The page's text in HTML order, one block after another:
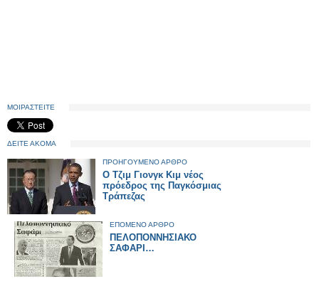
ΜΟΙΡΑΣΤΕΙΤΕ
ΔΕΙΤΕ ΑΚΟΜΑ
ΠΡΟΗΓΟΥΜΕΝΟ ΑΡΘΡΟ
Ο Τζιμ Γιονγκ Κιμ νέος
πρόεδρος της Παγκόσμιας
Τράπεζας
ΕΠΟΜΕΝΟ ΑΡΘΡΟ
ΠΕΛΟΠΟΝΝΗΣΙΑΚΟ
ΣΑΦΑΡΙ…